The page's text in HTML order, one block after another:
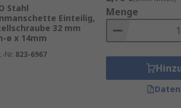
beispielsweise aus Nylon in
Stahl
Einteilig,
32 mm
ø x 14mm
Nr. 823-6967
Menge